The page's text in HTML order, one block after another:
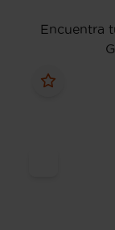
Encuentra